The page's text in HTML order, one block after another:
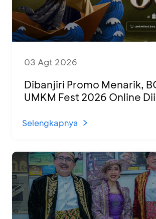
03 Agt 2026
Dibanjiri Promo Menarik,
UMKM Fest 2026 Online
Selengkapnya